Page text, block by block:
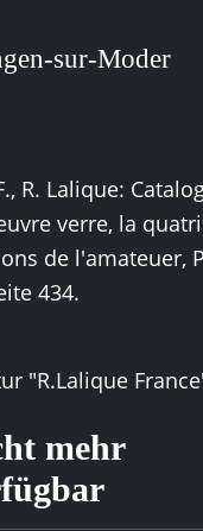
sur-Moder
R. Lalique:
verre, la
de l'amateuer,
434.
"R.Lalique
mehr